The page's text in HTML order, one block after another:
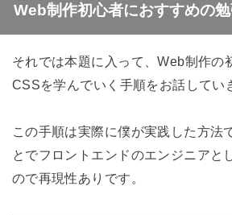
Web制作初心者におすすめの
それでは本題に入って、Web制作の
CSSを学んでいく手順をお話してい
この手順は実際に僕が実践した方法
とでフロントエンドのエンジニアと
ので再現性ありです。